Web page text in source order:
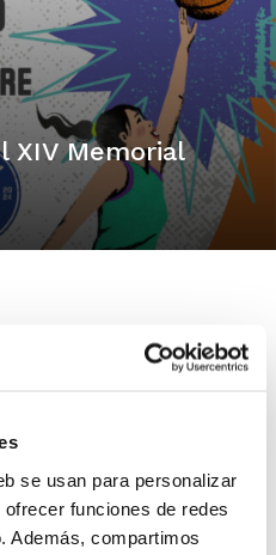
se usan para personalizar
funciones de redes
Además, compartimos
XIV Memorial
prepara para el 21
, una edición que
de 1ª
Lucentum y